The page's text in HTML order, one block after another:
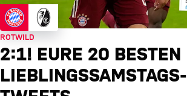
ROTWILD
2:1! EURE 20 BESTEN
LIEBLINGSSAMSTAGS-